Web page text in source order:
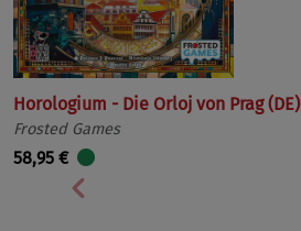
Horologium - Die Orloj von Prag (DE)
Frosted Games
58,95 €
Vorherige